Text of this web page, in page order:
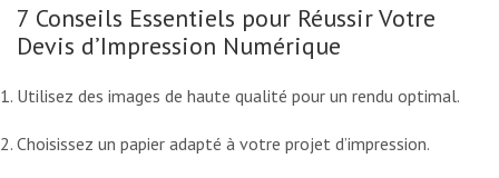
7 Conseils Essentiels pour Réussir Votre
Devis d’Impression Numérique
Utilisez des images de haute qualité pour un rendu optimal.
Choisissez un papier adapté à votre projet d’impression.